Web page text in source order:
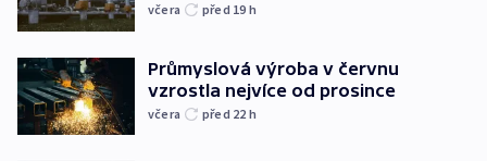
včera před 19 h
Průmyslová výroba v červnu
vzrostla nejvíce od prosince
včera před 22 h